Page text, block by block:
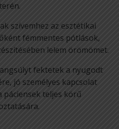
terén.
szívemhez az esztétikai
fémmentes pótlások,
lelem örömömet.
fektetek a nyugodt
jó személyes kapcsolat
páciensek teljes körű